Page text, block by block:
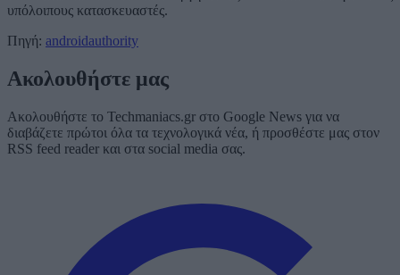
υπόλοιπους κατασκευαστές.
Πηγή: androidauthority
Ακολουθήστε μας
Ακολουθήστε το Techmaniacs.gr στο Google News για να
διαβάζετε πρώτοι όλα τα τεχνολογικά νέα, ή προσθέστε μας στον
RSS feed reader και στα social media σας.